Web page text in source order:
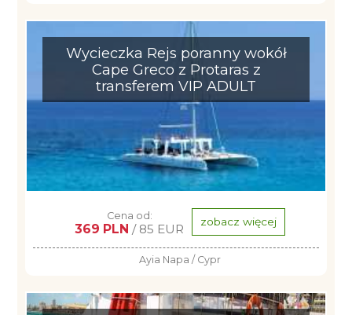
Wycieczka Rejs poranny wokół
Cape Greco z Protaras z
transferem VIP ADULT
Cena od:
369 PLN / 85 EUR zobacz więcej
Ayia Napa / Cypr